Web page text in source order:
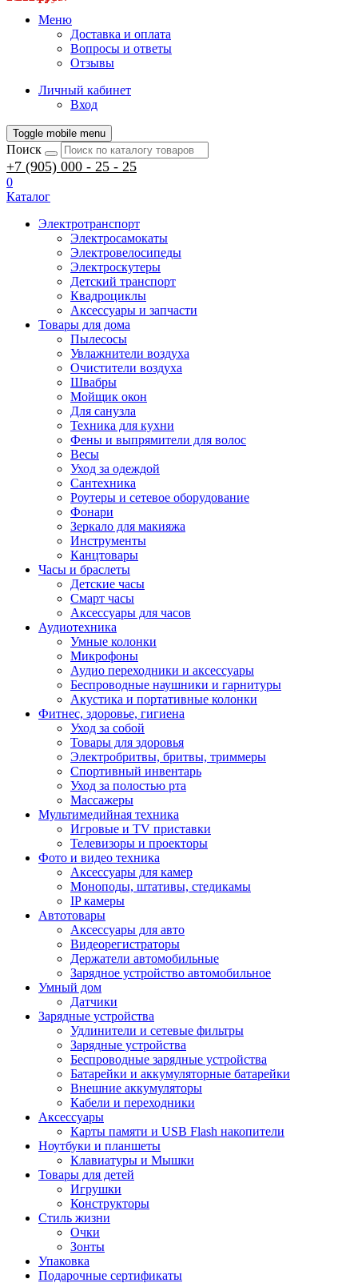
Меню
Доставка и оплата
Вопросы и ответы
Отзывы
Личный кабинет
Вход
Toggle mobile menu
Поиск
+7 (905) 000 - 25 - 25
0
Каталог
Электротранспорт
Электросамокаты
Электровелосипеды
Электроскутеры
Детский транспорт
Квадроциклы
Аксессуары и запчасти
Товары для дома
Пылесосы
Увлажнители воздуха
Очистители воздуха
Швабры
Мойщик окон
Для санузла
Техника для кухни
Фены и выпрямители для волос
Весы
Уход за одеждой
Сантехника
Роутеры и сетевое оборудование
Фонари
Зеркало для макияжа
Инструменты
Канцтовары
Часы и браслеты
Детские часы
Смарт часы
Аксессуары для часов
Аудиотехника
Умные колонки
Микрофоны
Аудио переходники и аксессуары
Беспроводные наушники и гарнитуры
Акустика и портативные колонки
Фитнес, здоровье, гигиена
Уход за собой
Товары для здоровья
Электробритвы, бритвы, триммеры
Спортивный инвентарь
Уход за полостью рта
Массажеры
Мультимедийная техника
Игровые и TV приставки
Телевизоры и проекторы
Фото и видео техника
Аксессуары для камер
Моноподы, штативы, стедикамы
IP камеры
Автотовары
Аксессуары для авто
Видеорегистраторы
Держатели автомобильные
Зарядное устройство автомобильное
Умный дом
Датчики
Зарядные устройства
Удлинители и сетевые фильтры
Зарядные устройства
Беспроводные зарядные устройства
Батарейки и аккумуляторные батарейки
Внешние аккумуляторы
Кабели и переходники
Аксессуары
Карты памяти и USB Flash накопители
Ноутбуки и планшеты
Клавиатуры и Мышки
Товары для детей
Игрушки
Конструкторы
Стиль жизни
Очки
Зонты
Упаковка
Подарочные сертификаты